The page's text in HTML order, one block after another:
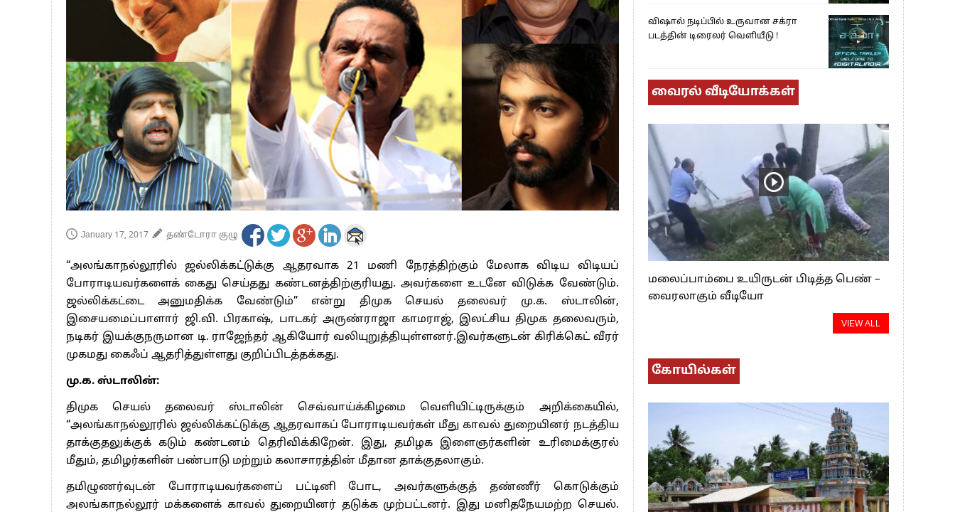
பாகிஸ்தானின் அணு ஆயுத மிரட்டலுக்கு அஞ்சமாட்டோம் – இந்தியா
மத்திய ஆசிரியர் தகுதித் தேர்வு: பட்டதாரிகள் அக்.16 வரை விண்ணப்பிக்கலாம்
தமிழக சட்டப்பேரவையில் காலியிடங்கள் 6 ஆக உயர்வு
January 17, 2017 தண்டோரா குழு
“அலங்காநல்லூரில் ஜல்லிக்கட்டுக்கு ஆத‌‌ரவாக 21 மணி நேரத்திற்கும் மேலாக விடிய விடியப்
போராடியவர்களைக் கைது செய்தது கண்டனத்திற்குரியது. அவர்களை உடனே விடுக்க வேண்டும்.
ஜல்லிக்கட்டை அனுமதிக்க வேண்டும்” என்று திமுக செயல் தலைவர் மு.க. ஸ்டாலின்,
இசையமைப்பாளார் ஜி.வி. பிரகாஷ், பாடகர் அருண்ராஜா காமராஜ், இலட்சிய திமுக தலைவரும்,
நடிகர் இயக்குநருமான டி. ராஜேந்தர் ஆகியோர் வலியுறுத்தியுள்ளனர்.இவர்களுடன் கிரிக்கெட் வீரர்
முகமது கைஃப் ஆதரித்துள்ளது குறிப்பிடத்தக்கது.
மு.க. ஸ்டாலின்:
திமுக செயல் தலைவர் ஸ்டாலின் செவ்வாய்க்கிழமை வெளியிட்டிருக்கும் அறிக்கையில்,
“அலங்காநல்லூரில் ஜல்லிக்கட்டுக்கு ஆத‌‌ரவாகப் போராடியவர்கள் மீது காவல் துறையினர் நடத்திய
தாக்குதலுக்குக் கடும் கண்டனம் தெரிவிக்கிறேன். இது, தமிழக இளைஞர்களின் உரிமைக்குரல்
மீதும், தமிழர்களின் பண்பாடு மற்றும் கலாசாரத்தின் மீதான தாக்குதலாகும்.
தமிழுணர்வுடன் போராடியவர்களைப் பட்டினி போட, அவர்களுக்குத் தண்ணீர் கொடுக்கும்
அலங்காநல்லூர் மக்களைக் காவல் துறையினர் தடுக்க முற்பட்டனர். இது மனிதநேயமற்ற செயல்.
விஷால் நடிப்பில் உருவான சக்ரா
படத்தின் டிரைலர் வெளியீடு !
வைரல் வீடியோக்கள்
மலைப்பாம்பை உயிருடன் பிடித்த பெண் –
வைரலாகும் வீடியோ
VIEW ALL
கோயில்கள்